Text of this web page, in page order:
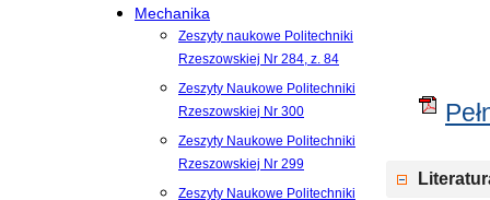
Mechanika
Zeszyty naukowe Politechniki
Rzeszowskiej Nr 284, z. 84
Zeszyty Naukowe Politechniki
Rzeszowskiej Nr 300
Zeszyty Naukowe Politechniki
Rzeszowskiej Nr 299
Zeszyty Naukowe Politechniki